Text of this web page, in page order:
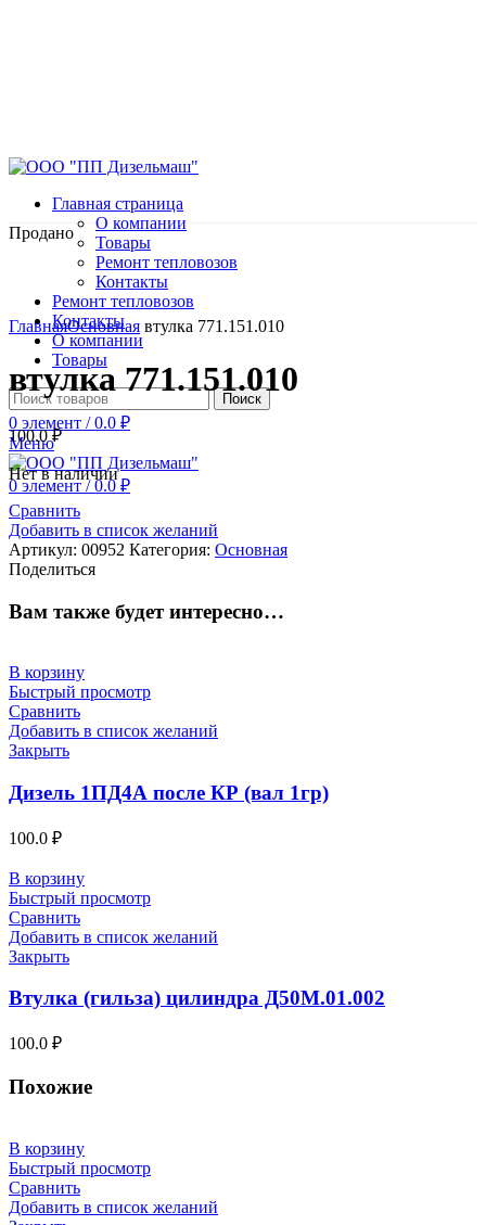
Главная страница
О компании
Товары
Ремонт тепловозов
Контакты
Ремонт тепловозов
Контакты
О компании
Товары
Поиск
0 элемент / 0.0 ₽
Меню
0элемент / 0.0₽
Продано
Нажмите, чтобы увеличить
ГлавнаяОсновная втулка 771.151.010
втулка 771.151.010
100.0₽
Нет в наличии
Сравнить
Добавить в список желаний
Артикул: 00952 Категория: Основная
Поделиться
Вам также будет интересно…
В корзину
Быстрый просмотр
Сравнить
Добавить в список желаний
Закрыть
Дизель 1ПД4А после КР (вал 1гр)
100.0 ₽
В корзину
Быстрый просмотр
Сравнить
Добавить в список желаний
Закрыть
Втулка (гильза) цилиндра Д50М.01.002
100.0 ₽
Похожие
В корзину
Быстрый просмотр
Сравнить
Добавить в список желаний